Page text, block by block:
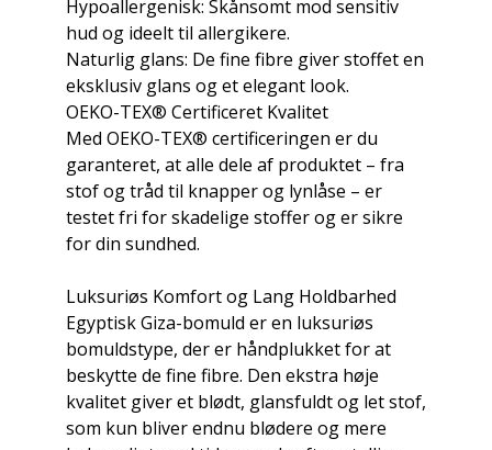
Hypoallergenisk: Skånsomt mod sensitiv
hud og ideelt til allergikere.
Naturlig glans: De fine fibre giver stoffet en
eksklusiv glans og et elegant look.
OEKO-TEX® Certificeret Kvalitet
Med OEKO-TEX® certificeringen er du
garanteret, at alle dele af produktet – fra
stof og tråd til knapper og lynlåse – er
testet fri for skadelige stoffer og er sikre
for din sundhed.
Luksuriøs Komfort og Lang Holdbarhed
Egyptisk Giza-bomuld er en luksuriøs
bomuldstype, der er håndplukket for at
beskytte de fine fibre. Den ekstra høje
kvalitet giver et blødt, glansfuldt og let stof,
som kun bliver endnu blødere og mere